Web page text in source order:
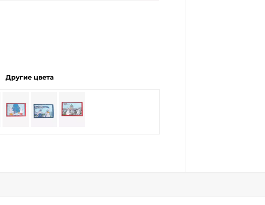
Другие цвета